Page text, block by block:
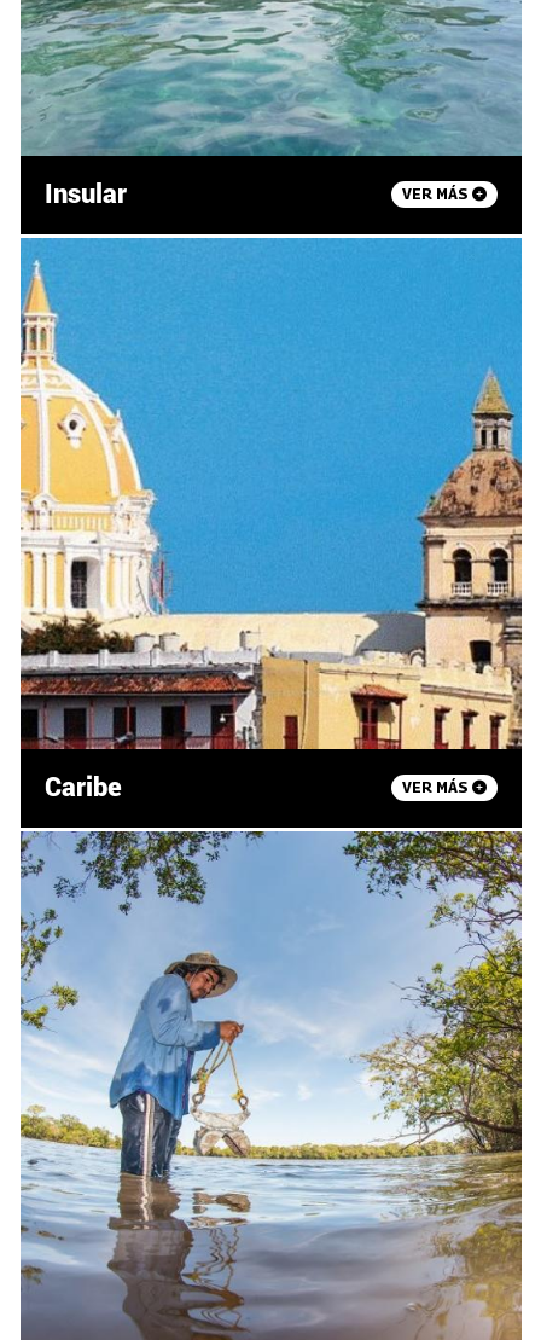
Insular VER MÁS
Caribe VER MÁS